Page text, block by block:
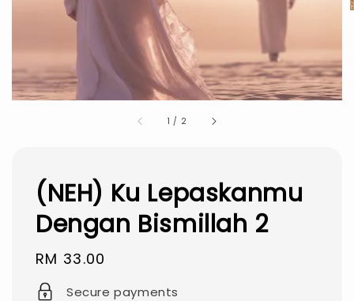
1 / 2
(NEH) Ku Lepaskanmu
Dengan Bismillah 2
Regular
price
RM 33.00
Secure payments